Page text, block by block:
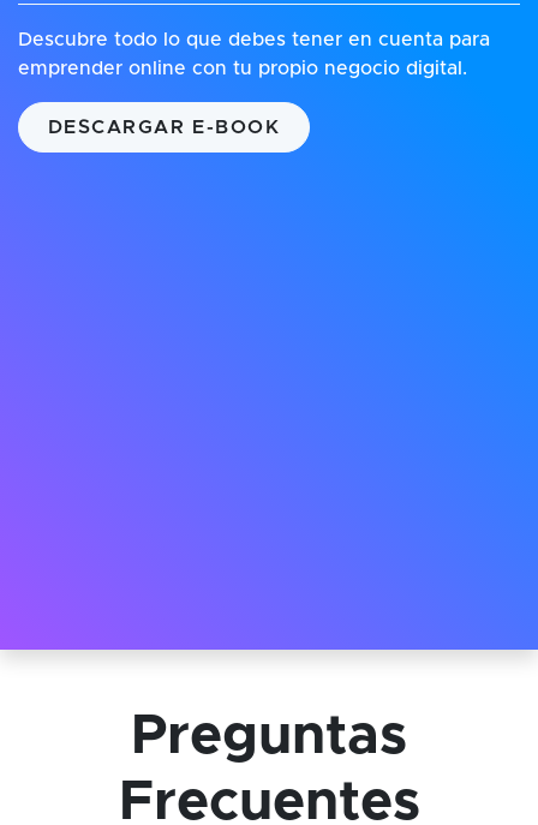
Descubre todo lo que debes tener en cuenta para
emprender online con tu propio negocio digital.
DESCARGAR E-BOOK
Preguntas
Frecuentes